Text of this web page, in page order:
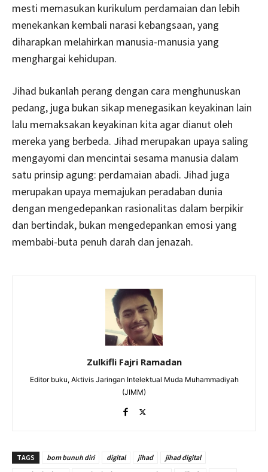
mesti memasukan kurikulum perdamaian dan lebih
menekankan kembali narasi kebangsaan, yang
diharapkan melahirkan manusia-manusia yang
menghargai kehidupan.
Jihad bukanlah perang dengan cara menghunuskan
pedang, juga bukan sikap menegasikan keyakinan lain
lalu memaksakan keyakinan kita agar dianut oleh
mereka yang berbeda. Jihad merupakan upaya saling
mengayomi dan mencintai sesama manusia dalam
satu prinsip agung: perdamaian abadi. Jihad juga
merupakan upaya memajukan peradaban dunia
dengan mengedepankan rasionalitas dalam berpikir
dan bertindak, bukan mengedepankan emosi yang
membabi-buta penuh darah dan jenazah.
Zulkifli Fajri Ramadan
Editor buku, Aktivis Jaringan Intelektual Muda Muhammadiyah
(JIMM)
TAGS bom bunuh diri digital jihad
jihad digital